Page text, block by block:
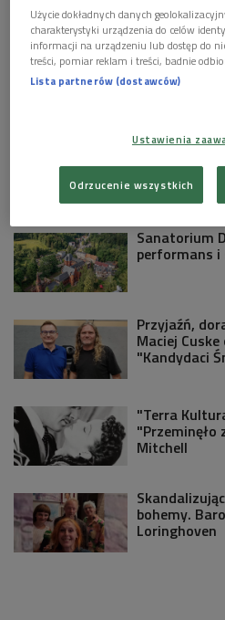
KULTURA W POLSKIM
500-lecie
Korony.
James
Chcę
reżyser
Sanatorium
performans
Przyjaźń,
Maciej
"Kandydaci
"Terra
Mitchell
bohemy.
Loringhoven
Użycie dokładnych danych
charakterystyki urządzenia do celów
informacji na urządzeniu lub dostęp do
treści, pomiar reklam i treści, badnie
Lista partnerów (dostawców)
Ustawienia
Odrzucenie wszystkich